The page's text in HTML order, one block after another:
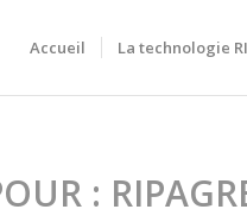
Accueil La technologie
: